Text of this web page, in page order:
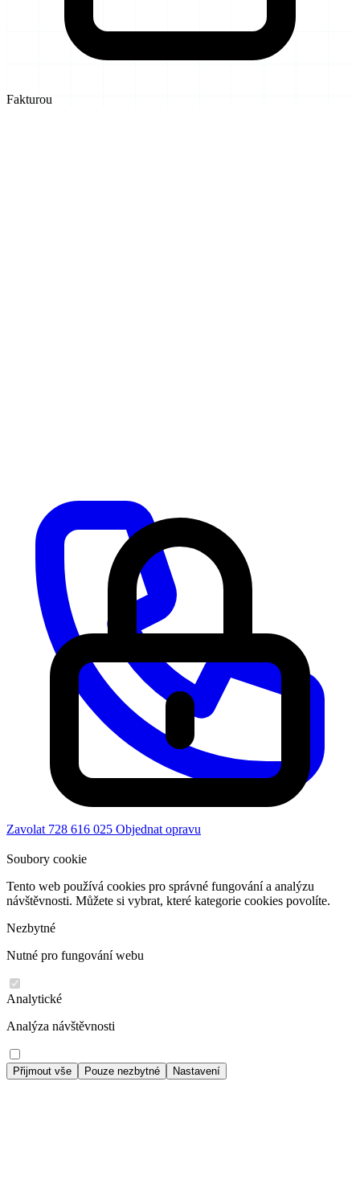
Fakturou
Zavolat 728 616 025 Objednat opravu
Soubory cookie
Tento web používá cookies pro správné fungování a analýzu
návštěvnosti. Můžete si vybrat, které kategorie cookies povolíte.
Nezbytné
Nutné pro fungování webu
Analytické
Analýza návštěvnosti
Přijmout vše Pouze nezbytné Nastavení